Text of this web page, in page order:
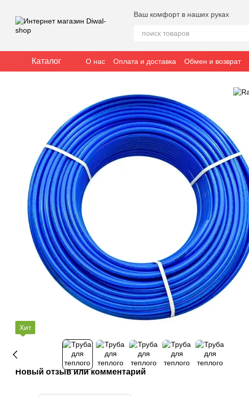
Ваш комфорт в наших руках
Каталог О нас Оплата и доставка Обмен и возврат
Хит
Новый отзыв или комментарий